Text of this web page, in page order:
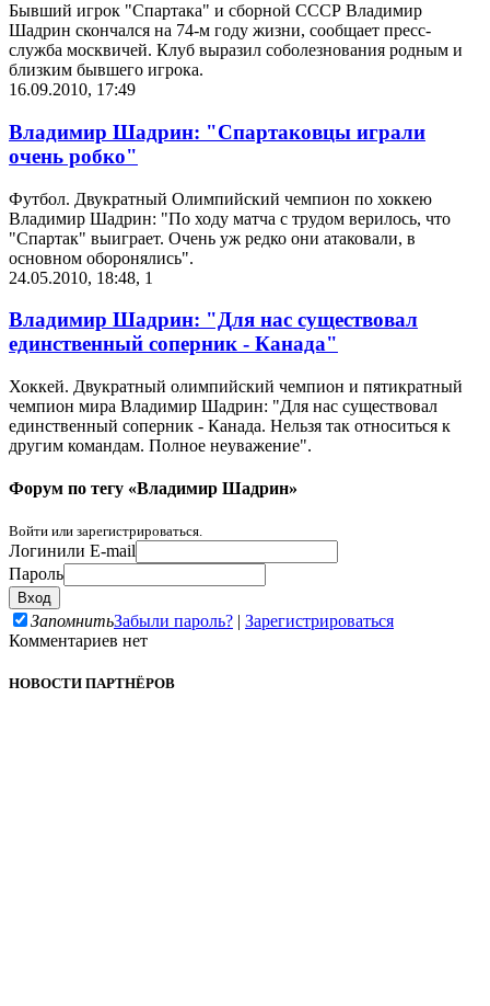
Бывший игрок "Спартака" и сборной СССР Владимир
Шадрин скончался на 74-м году жизни, сообщает пресс-
служба москвичей. Клуб выразил соболезнования родным и
близким бывшего игрока.
16.09.2010, 17:49
Владимир Шадрин: "Спартаковцы играли
очень робко"
Футбол. Двукратный Олимпийский чемпион по хоккею
Владимир Шадрин: "По ходу матча с трудом верилось, что
"Спартак" выиграет. Очень уж редко они атаковали, в
основном оборонялись".
24.05.2010, 18:48, 1
Владимир Шадрин: "Для нас существовал
единственный соперник - Канада"
Хоккей. Двукратный олимпийский чемпион и пятикратный
чемпион мира Владимир Шадрин: "Для нас существовал
единственный соперник - Канада. Нельзя так относиться к
другим командам. Полное неуважение".
Форум по тегу «Владимир Шадрин»
Войти или зарегистрироваться.
Логинили E-mail
Пароль
ЗапомнитьЗабыли пароль? | Зарегистрироваться
Комментариев нет
НОВОСТИ ПАРТНЁРОВ